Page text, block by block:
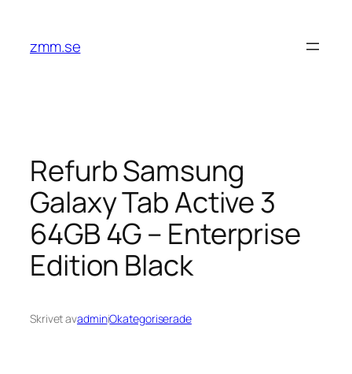
innehåll
zmm.se
Refurb Samsung
Galaxy Tab Active 3
64GB 4G – Enterprise
Edition Black
Skrivet avadminiOkategoriserade